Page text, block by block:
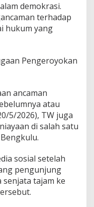
demokrasi.
terhadap
hukum yang
Pengeroyokan
ancaman
atau
5/2026), TW juga
di salah satu
sosial setelah
pengunjung
tajam ke